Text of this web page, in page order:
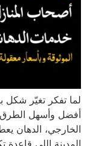
لما تفكر تغيّر شكل
أفضل وأسهل الطرق.
الخارجي، الدهان
المدينة اللي